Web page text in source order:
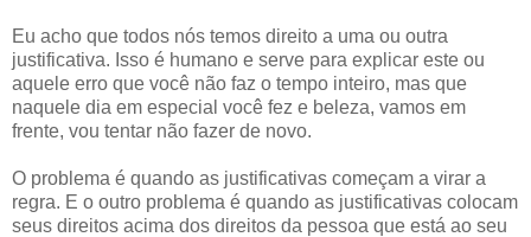
Eu acho que todos nós temos direito a uma ou outra
justificativa. Isso é humano e serve para explicar este ou
aquele erro que você não faz o tempo inteiro, mas que
naquele dia em especial você fez e beleza, vamos em
frente, vou tentar não fazer de novo.
O problema é quando as justificativas começam a virar a
regra. E o outro problema é quando as justificativas colocam
seus direitos acima dos direitos da pessoa que está ao seu